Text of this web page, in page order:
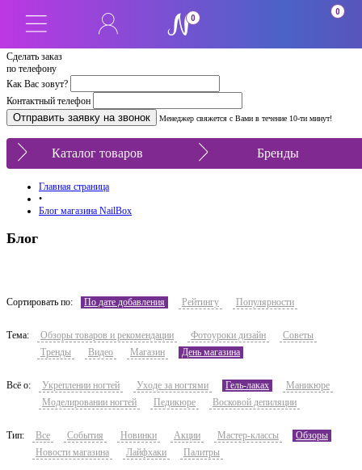
Сделать заказ
по телефону
Как Вас зовут?
Контактный телефон
Менеджер свяжется с Вами в течение 10-ти минут!
0
0
Каталог товаров Бренды
Главная страница
•
Блог магазина NailBox
Блог
Сортировать по: По дате добавления Рейтингу Популярности
Тема: Обзоры товаров и рекомендации Фотоуроки дизайн
Советы
Тренды
Видео Магазин День магазина
Всё о: Укреплении ногтей Уходе за ногтями Гель-лаках
Маникюре
Моделировании ногтей
Педикюре Восковой депиляции
Тип: Все События Новинки Акции Мастер-классы
Обзоры
Новости магазина
Лайфхаки Палитры